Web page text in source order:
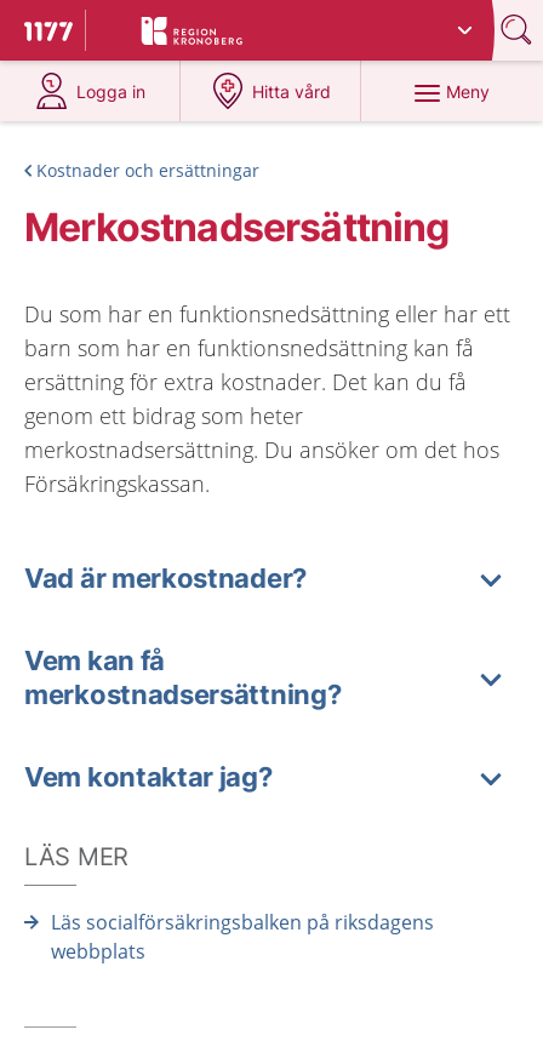
Till startsidan för 1177
Du har valt region
Logga in
på 1177.se
Hitta vård
på 1177.se
Meny
Kostnader och ersättningar
Merkostnadsersättning
Du som har en funktionsnedsättning eller har ett
barn som har en funktionsnedsättning kan få
ersättning för extra kostnader. Det kan du få
genom ett bidrag som heter
merkostnadsersättning. Du ansöker om det hos
Försäkringskassan.
Vad är merkostnader?
Vem kan få
merkostnadsersättning?
Vem kontaktar jag?
LÄS MER
Läs socialförsäkringsbalken på riksdagens
webbplats